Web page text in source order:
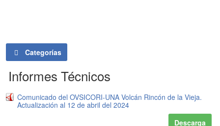
Categorías
Informes Técnicos
Comunicado del OVSICORI-UNA Volcán Rincón de la Vieja.
Actualización al 12 de abril del 2024
Descarga